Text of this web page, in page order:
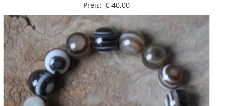
Preis: €40,00